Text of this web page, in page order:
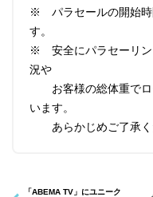
※ パラセールの開始時
す。
※ 安全にパラセーリン
況や
お客様の総体重でロ
います。
あらかじめご了承く
「ABEMA TV」にユニーク